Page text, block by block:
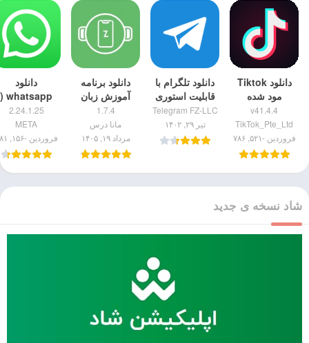
دانلود Tiktok
مود شده
v41.4.4
v41.4.4
TikTok_Pte_Ltd
فروردین -۵۲۱, ۷۸۶
دانلود تلگرام با
قابلیت استوری
[آپدیت تیرماه]
نسخه ۹.۷.۱
Telegram FZ-LLC
تیر ۲۹, ۱۴۰۲
دانلود برنامه
آموزش زبان
انگلیسی رایگان
– زبانیست
(ایرانی)
1.7.4
مانا درس
مرداد ۱۹, ۱۴۰۵
دانلود
whatsapp (
واتساپ )
اندروید
2.24.1.25
META
فروردین -۱۵۶, ۷۸۱
شاد نسخه ی جدید